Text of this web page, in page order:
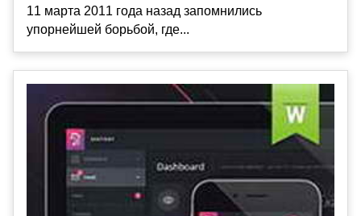
11 марта 2011 года назад запомнились
упорнейшей борьбой, где...